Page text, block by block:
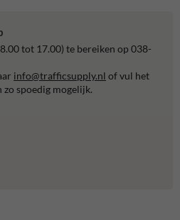
tot 17.00) te bereiken op 038-
info@trafficsupply.nl of vul het
spoedig mogelijk.